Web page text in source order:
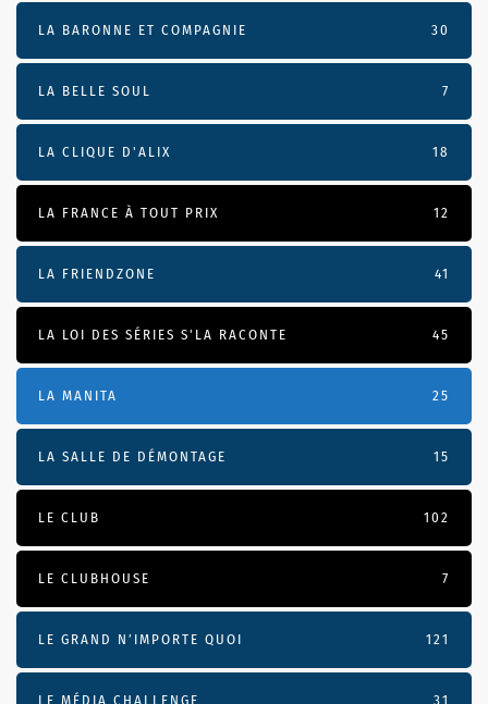
LA BARONNE ET COMPAGNIE 30
LA BELLE SOUL 7
LA CLIQUE D'ALIX 18
LA FRANCE À TOUT PRIX 12
LA FRIENDZONE 41
LA LOI DES SÉRIES S'LA RACONTE 45
LA MANITA 25
LA SALLE DE DÉMONTAGE 15
LE CLUB 102
LE CLUBHOUSE 7
LE GRAND N’IMPORTE QUOI 121
LE MÉDIA CHALLENGE 31